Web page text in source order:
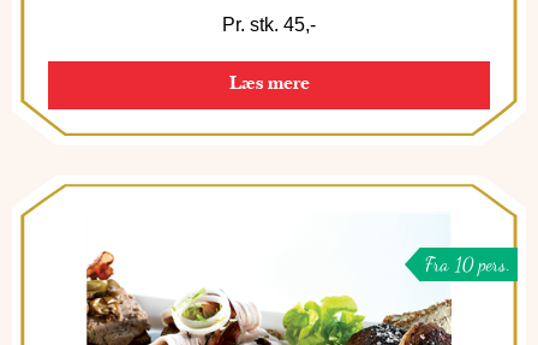
Pr. stk. 45,-
Læs mere
Fra 10 pers.